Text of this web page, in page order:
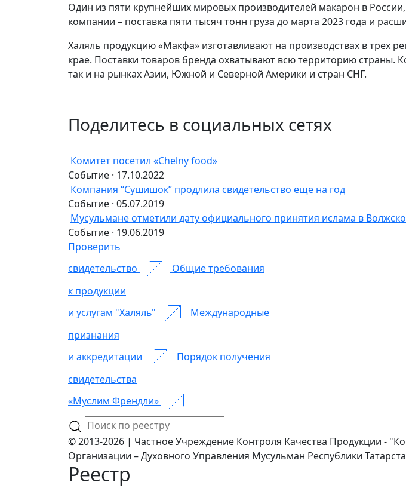
Один из пяти крупнейших мировых производителей макарон в
компании – поставка пяти тысяч тонн груза до марта 2023 года и
Халяль продукцию «Макфа» изготавливают на производствах в трех
крае. Поставки товаров бренда охватывают всю территорию страны.
так и на рынках Азии, Южной и Северной Америки и стран СНГ.
Поделитесь в социальных сетях
Комитет посетил «Chelny food»
Событие · 17.10.2022
Компания “Сушишок” продлила свидетельство еще на год
Событие · 05.07.2019
Мусульмане отметили дату официального принятия ислама в
Событие · 19.06.2019
Проверить
свидетельство
Общие требования
к продукции
и услугам "Халяль"
Международные
признания
и аккредитации
Порядок получения
свидетельства
«Муслим Френдли»
© 2013-2026 | Частное Учреждение Контроля Качества Продукции -
Организации – Духовного Управления Мусульман Республики
Реестр